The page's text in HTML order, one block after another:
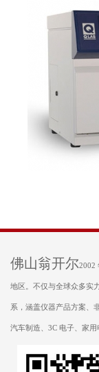
佛山翁开尔2002
地区。不仅与全球众多实
系，涵盖仪器产品方案、
汽车制造、3C 电子、家